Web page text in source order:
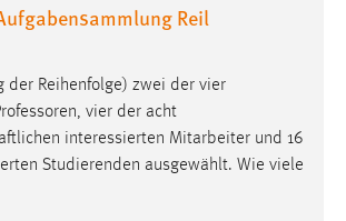
Reil
der Reihenfolge) zwei der vier
vier der acht
interessierten Mitarbeiter und 16
Studierenden ausgewählt. Wie viele